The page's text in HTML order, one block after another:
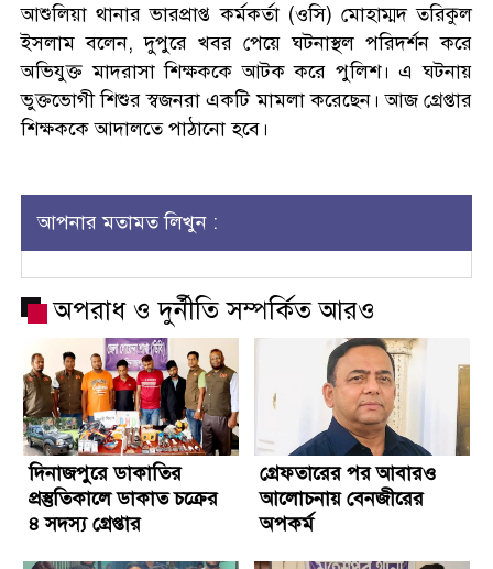
আশুলিয়া থানার ভারপ্রাপ্ত কর্মকর্তা (ওসি) মোহাম্মদ তরিকুল
ইসলাম বলেন, দুপুরে খবর পেয়ে ঘটনাস্থল পরিদর্শন করে
অভিযুক্ত মাদরাসা শিক্ষককে আটক করে পুলিশ। এ ঘটনায়
ভুক্তভোগী শিশুর স্বজনরা একটি মামলা করেছেন। আজ গ্রেপ্তার
শিক্ষককে আদালতে পাঠানো হবে।
আপনার মতামত লিখুন :
অপরাধ ও দুর্নীতি সম্পর্কিত আরও
দিনাজপুরে ডাকাতির
প্রস্তুতিকালে ডাকাত চক্রের
৪ সদস্য গ্রেপ্তার
গ্রেফতারের পর আবারও
আলোচনায় বেনজীরের
অপকর্ম